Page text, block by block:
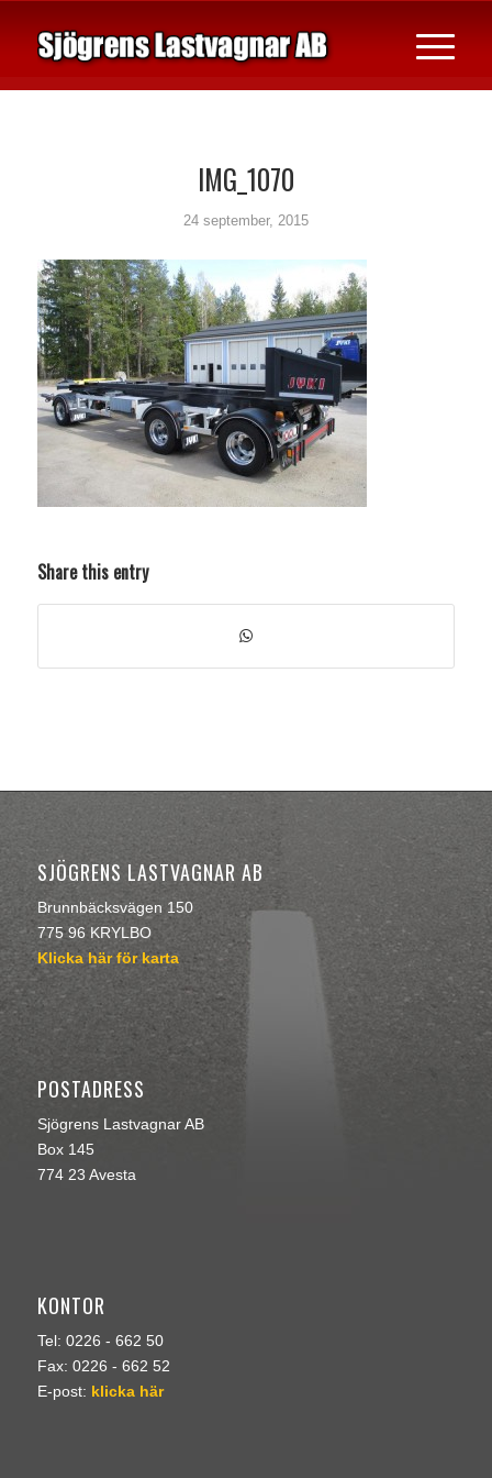
IMG_1070
24 september, 2015
Share this entry
SJÖGRENS LASTVAGNAR AB
Brunnbäcksvägen 150
775 96 KRYLBO
Klicka här för karta
POSTADRESS
Sjögrens Lastvagnar AB
Box 145
774 23 Avesta
KONTOR
Tel: 0226 - 662 50
Fax: 0226 - 662 52
E-post: klicka här